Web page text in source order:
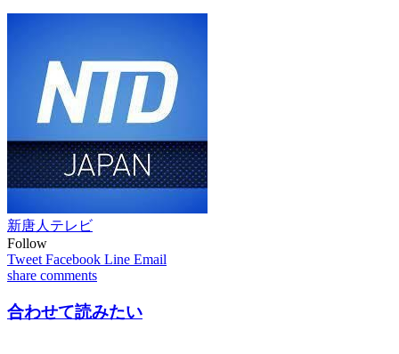
新唐人テレビ
Follow
Tweet Facebook Line Email
share comments
合わせて読みたい